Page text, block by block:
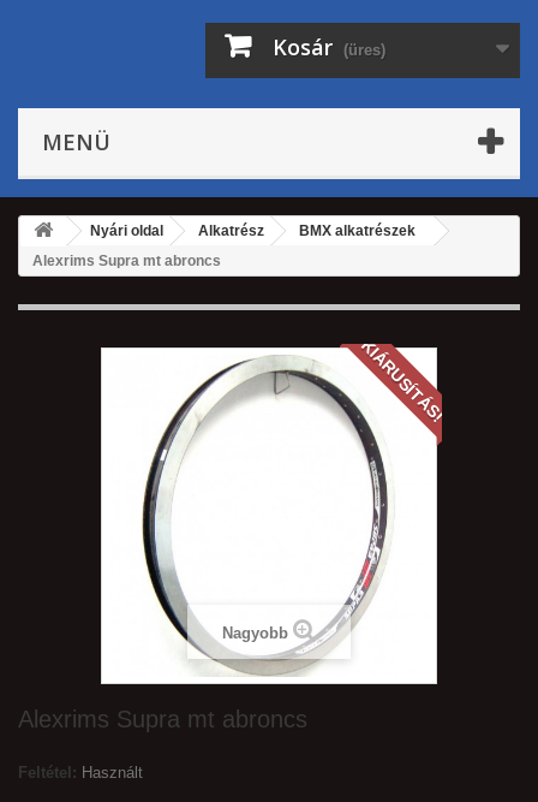
Kosár (üres)
MENÜ
Nyári oldal Alkatrész
BMX alkatrészek
Alexrims Supra mt abroncs
KIÁRUSÍTÁS!
Nagyobb
Alexrims Supra mt abroncs
Feltétel: Használt